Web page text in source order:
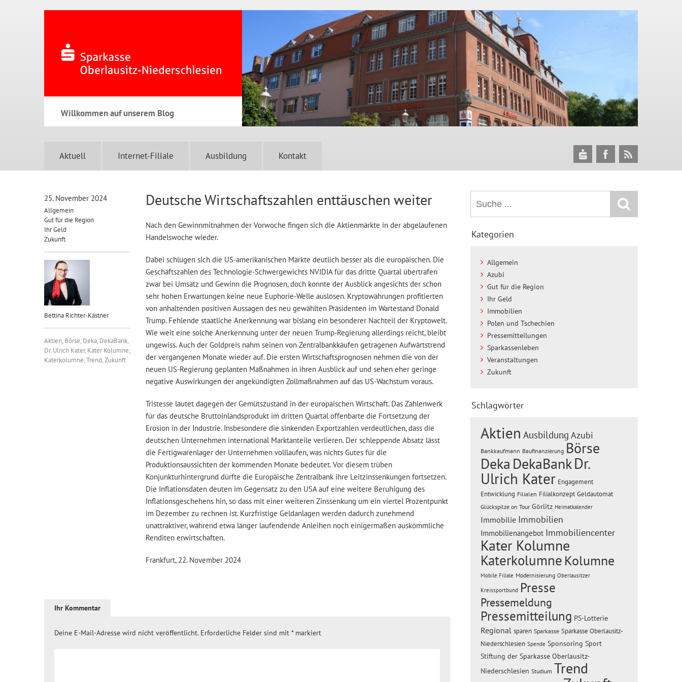
Willkommen auf unserem Blog
Aktuell Internet-Filiale Ausbildung Kontakt
25. November 2024
Allgemein
Gut für die Region
Ihr Geld
Zukunft
Bettina Richter-Kästner
Aktien, Börse, Deka, DekaBank,
Dr. Ulrich Kater, Kater Kolumne,
Katerkolumne,Trend,Zukunft
Deutsche Wirtschaftszahlen enttäuschen weiter
Nach den Gewinnmitnahmen der Vorwoche fingen sich die Aktienmärkte in der abgelaufenen
Handelswoche wieder.
Dabei schlugen sich die US-amerikanischen Märkte deutlich besser als die europäischen. Die
Geschäftszahlen des Technologie-Schwergewichts NVIDIA für das dritte Quartal übertrafen
zwar bei Umsatz und Gewinn die Prognosen, doch konnte der Ausblick angesichts der schon
sehr hohen Erwartungen keine neue Euphorie-Welle auslösen. Kryptowährungen profitierten
von anhaltenden positiven Aussagen des neu gewählten Präsidenten im Wartestand Donald
Trump. Fehlende staatliche Anerkennung war bislang ein besonderer Nachteil der Kryptowelt.
Wie weit eine solche Anerkennung unter der neuen Trump-Regierung allerdings reicht, bleibt
ungewiss. Auch der Goldpreis nahm seinen von Zentralbankkäufen getragenen Aufwärtstrend
der vergangenen Monate wieder auf. Die ersten Wirtschaftsprognosen nehmen die von der
neuen US-Regierung geplanten Maßnahmen in ihren Ausblick auf und sehen eher geringe
negative Auswirkungen der angekündigten Zollmaßnahmen auf das US-Wachstum voraus.
Tristesse lautet dagegen der Gemütszustand in der europäischen Wirtschaft. Das Zahlenwerk
für das deutsche Bruttoinlandsprodukt im dritten Quartal offenbarte die Fortsetzung der
Erosion in der Industrie. Insbesondere die sinkenden Exportzahlen verdeutlichen, dass die
deutschen Unternehmen international Marktanteile verlieren. Der schleppende Absatz lässt
die Fertigwarenlager der Unternehmen volllaufen, was nichts Gutes für die
Produktionsaussichten der kommenden Monate bedeutet. Vor diesem trüben
Konjunkturhintergrund dürfte die Europäische Zentralbank ihre Leitzinssenkungen fortsetzen.
Die Inflationsdaten deuten im Gegensatz zu den USA auf eine weitere Beruhigung des
Inflationsgeschehens hin, so dass mit einer weiteren Zinssenkung um ein viertel Prozentpunkt
im Dezember zu rechnen ist. Kurzfristige Geldanlagen werden dadurch zunehmend
unattraktiver, während etwa länger laufendende Anleihen noch einigermaßen auskömmliche
Renditen erwirtschaften.
Frankfurt, 22. November 2024
Ihr Kommentar
Deine E-Mail-Adresse wird nicht veröffentlicht. Erforderliche Felder sind mit *markiert
Kategorien
Allgemein
Azubi
Gut für die Region
Ihr Geld
Immobilien
Polen und Tschechien
Pressemitteilungen
Sparkassenleben
Veranstaltungen
Zukunft
Schlagwörter
Aktien Ausbildung Azubi
Bankkaufmann Baufinanzierung Börse
Deka DekaBankDr.
Ulrich Kater Engagement
Entwicklung Filialen Filialkonzept Geldautomat
Glückspilze on Tour Görlitz Heimatkalender
Immobilie Immobilien
Immobilienangebot Immobiliencenter
Kater Kolumne
Katerkolumne Kolumne
Mobile Filiale Modernisierung Oberlausitzer
Kreissportbund Presse
Pressemeldung
Pressemitteilung PS-Lotterie
Regional sparen Sparkasse Sparkasse Oberlausitz-
Niederschlesien Spende Sponsoring Sport
Stiftung der Sparkasse Oberlausitz-
Niederschlesien Studium Trend